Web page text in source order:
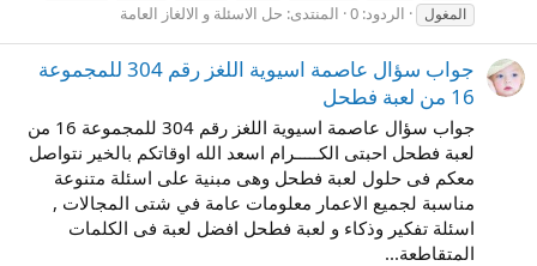
المغول
الردود: 0 المنتدى: حل الاسئلة و الالغاز العامة
جواب سؤال عاصمة اسيوية اللغز رقم 304 للمجموعة
16 من لعبة فطحل
جواب سؤال عاصمة اسيوية اللغز رقم 304 للمجموعة 16 من
لعبة فطحل احبتى الكـــــرام اسعد الله اوقاتكم بالخير نتواصل
معكم فى حلول لعبة فطحل وهى مبنية على اسئلة متنوعة
مناسبة لجميع الاعمار معلومات عامة في شتى المجالات ,
اسئلة تفكير وذكاء و لعبة فطحل افضل لعبة فى الكلمات
المتقاطعة...